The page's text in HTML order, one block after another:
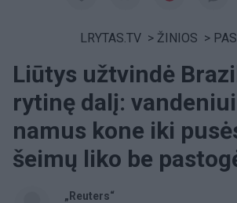
LRYTAS.TV > ŽINIOS >
Liūtys užtvindė
rytinę dalį:
namus kone iki
šeimų liko be
„Reuters“